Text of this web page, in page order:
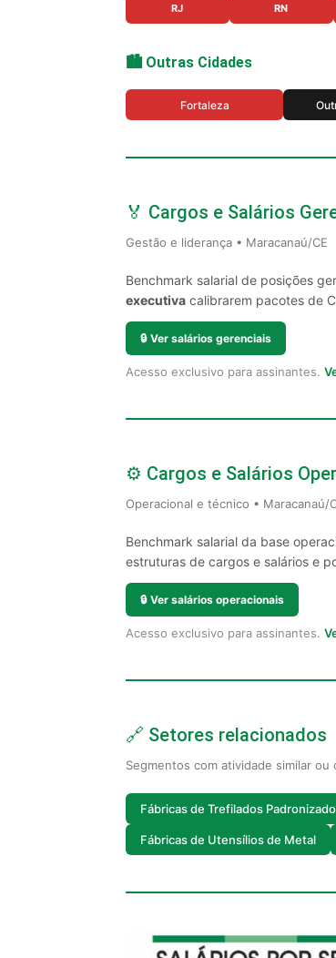
RJ RN
🏙️ Outras Cidades
Fortaleza
🏅 Cargos e Salários
Gestão e liderança • Maracanaú/CE
Benchmark salarial de posições
executiva calibrarem pacotes de
🔒 Ver salários gerenciais
Acesso exclusivo para assinantes.
⚙️ Cargos e Salários
Operacional e técnico • Maracanaú/
Benchmark salarial da base
estruturas de cargos e salários e
🔒 Ver salários operacionais
Acesso exclusivo para assinantes.
🔗 Setores relacionados
Segmentos com atividade similar ou
Fábricas de Trefilados
Fábricas de Utensílios de Metal